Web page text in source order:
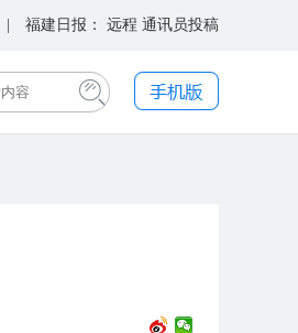
| 福建日报： 远程 通讯员投稿